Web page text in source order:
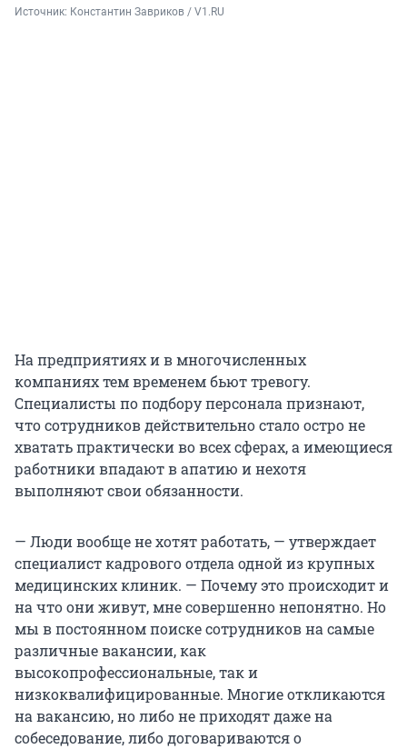
Источник: Константин Завриков / V1.RU
На предприятиях и в многочисленных
компаниях тем временем бьют тревогу.
Специалисты по подбору персонала признают,
что сотрудников действительно стало остро не
хватать практически во всех сферах, а имеющиеся
работники впадают в апатию и нехотя
выполняют свои обязанности.
— Люди вообще не хотят работать, — утверждает
специалист кадрового отдела одной из крупных
медицинских клиник. — Почему это происходит и
на что они живут, мне совершенно непонятно. Но
мы в постоянном поиске сотрудников на самые
различные вакансии, как
высокопрофессиональные, так и
низкоквалифицированные. Многие откликаются
на вакансию, но либо не приходят даже на
собеседование, либо договариваются о